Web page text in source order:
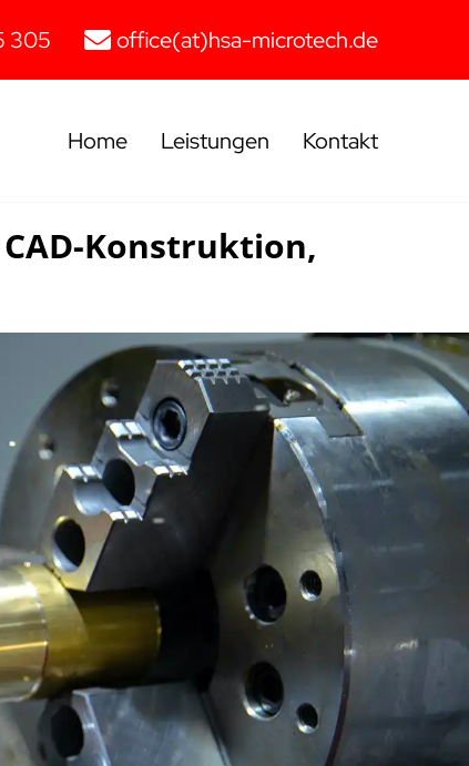
305 office(at)hsa-microtech.de
Home Leistungen Kontakt
Konstruktion,